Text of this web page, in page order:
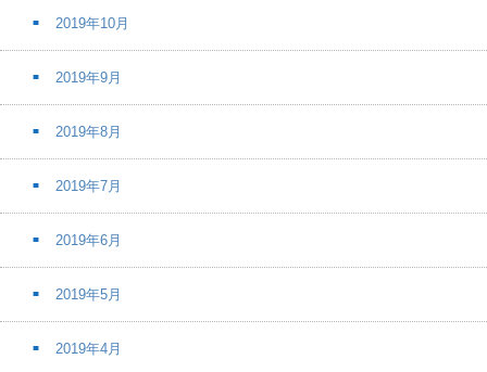
2019年10月
2019年9月
2019年8月
2019年7月
2019年6月
2019年5月
2019年4月